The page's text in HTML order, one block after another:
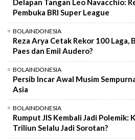
Delapan Tangan Leo Navacchio:
Pembuka BRI Super League
BOLAINDONESIA
Reza Arya Cetak Rekor 100 Laga,
Paes dan Emil Audero?
BOLAINDONESIA
Persib Incar Awal Musim
Asia
BOLAINDONESIA
Rumput JIS Kembali Jadi Polemik:
Triliun Selalu Jadi Sorotan?